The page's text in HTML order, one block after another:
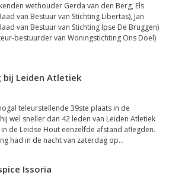
wethouder Gerda van den Berg, Els
van Bestuur van Stichting Libertas), Jan
van Bestuur van Stichting Ipse De Bruggen)
bestuurder van Woningstichting Ons Doel)
bij Leiden Atletiek
teleurstellende 39ste plaats in de
wel sneller dan 42 leden van Leiden Atletiek
de Leidse Hout eenzelfde afstand aflegden.
had in de nacht van zaterdag op...
Issoria